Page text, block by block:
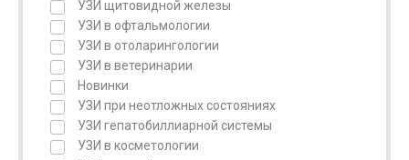
УЗИ щитовидной железы
УЗИ в офтальмологии
УЗИ в отоларингологии
УЗИ в ветеринарии
Новинки
УЗИ при неотложных состояниях
УЗИ гепатобиллиарной системы
УЗИ в косметологии